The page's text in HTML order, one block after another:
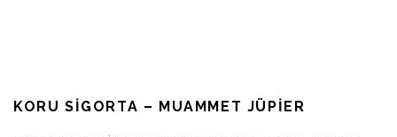
KORU SIGORTA – MUAMMET JÜPIER